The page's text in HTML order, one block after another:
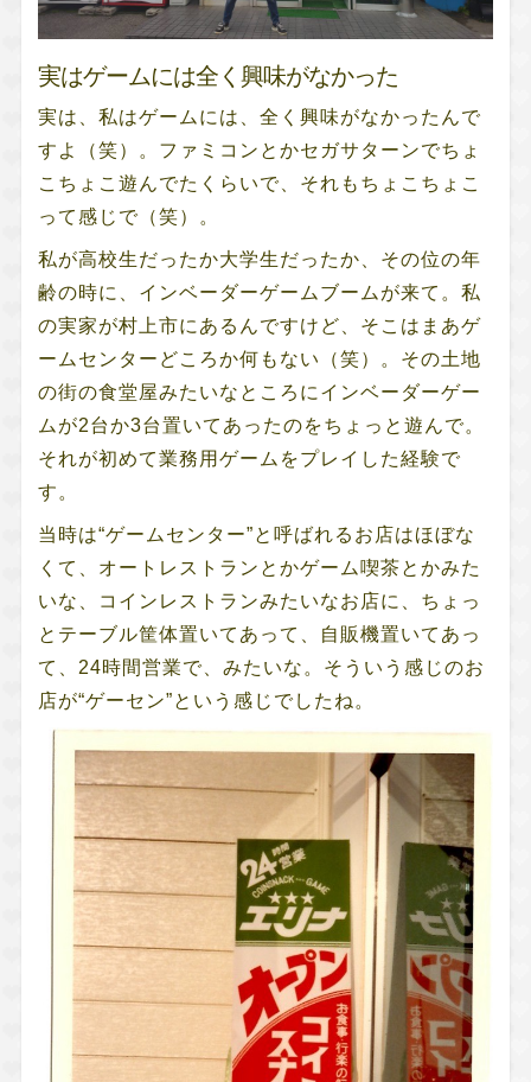
実はゲームには全く興味がなかった
実は、私はゲームには、全く興味がなかったんで
すよ（笑）。ファミコンとかセガサターンでちょ
こちょこ遊んでたくらいで、それもちょこちょこ
って感じで（笑）。
私が高校生だったか大学生だったか、その位の年
齢の時に、インベーダーゲームブームが来て。私
の実家が村上市にあるんですけど、そこはまあゲ
ームセンターどころか何もない（笑）。その土地
の街の食堂屋みたいなところにインベーダーゲー
ムが2台か3台置いてあったのをちょっと遊んで。
それが初めて業務用ゲームをプレイした経験で
す。
当時は“ゲームセンター”と呼ばれるお店はほぼな
くて、オートレストランとかゲーム喫茶とかみた
いな、コインレストランみたいなお店に、ちょっ
とテーブル筐体置いてあって、自販機置いてあっ
て、24時間営業で、みたいな。そういう感じのお
店が“ゲーセン”という感じでしたね。